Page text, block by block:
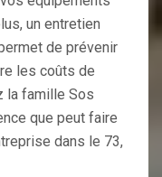
un entretien
de prévenir
les coûts de
la famille Sos
que peut faire
dans le 73,